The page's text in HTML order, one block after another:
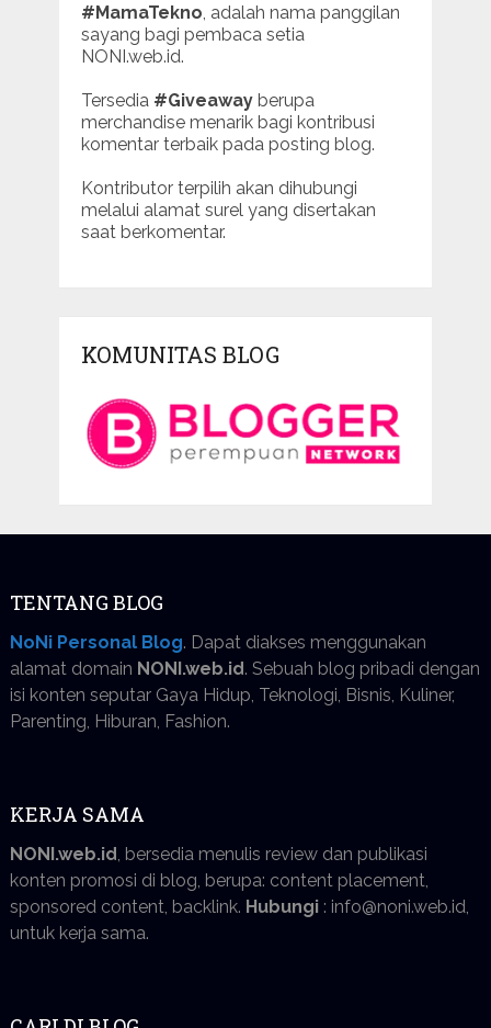
#MamaTekno, adalah nama panggilan
sayang bagi pembaca setia
NONI.web.id.
Tersedia #Giveawayberupa
merchandise menarik bagi kontribusi
komentar terbaik pada posting blog.
Kontributor terpilih akan dihubungi
melalui alamat surel yang disertakan
saat berkomentar.
KOMUNITAS BLOG
TENTANG BLOG
NoNi Personal Blog. Dapat diakses menggunakan
alamat domain NONI.web.id. Sebuah blog pribadi dengan
isi konten seputar Gaya Hidup, Teknologi, Bisnis, Kuliner,
Parenting, Hiburan, Fashion.
KERJA SAMA
NONI.web.id , bersedia menulis review dan publikasi
konten promosi di blog, berupa: content placement,
sponsored content, backlink. Hubungi: info@noni.web.id,
untuk kerja sama.